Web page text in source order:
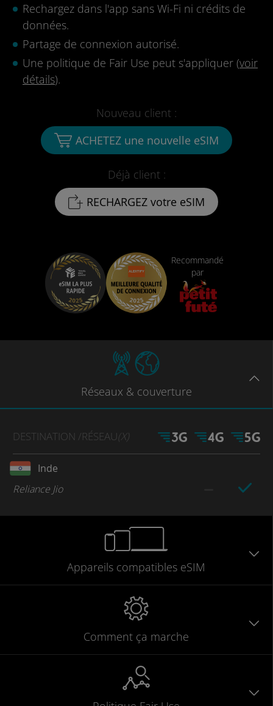
Rechargez dans l'app sans Wi-Fi ni crédits de
données.
Partage de connexion autorisé.
Une politique de Fair Use peut s'appliquer (voir
détails).
Déjà client :
RECHARGEZ votre eSIM
Nouveau client :
ACHETEZ une nouvelle eSIM
Recommandé
par
Réseaux & couverture
DESTINATION /RÉSEAU(X)
Inde
Reliance Jio
Appareils compatibles eSIM
Comment ça marche